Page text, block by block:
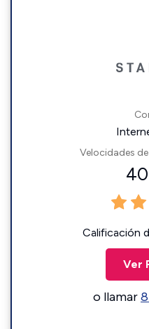
Velocidades
Calificación
Ver
o llamar